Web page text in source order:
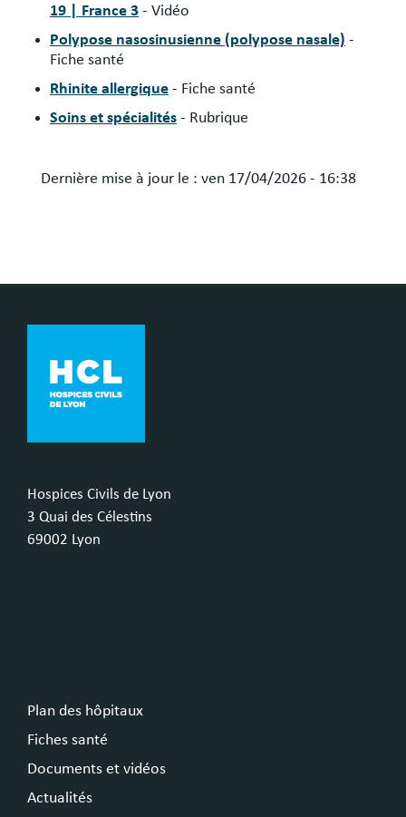
19 | France 3 - Vidéo
Polypose nasosinusienne (polypose nasale) -
Fiche santé
Rhinite allergique - Fiche santé
Soins et spécialités - Rubrique
Dernière mise à jour le : ven 17/04/2026 - 16:38
Hospices Civils de Lyon
3 Quai des Célestins
69002 Lyon
Plan des hôpitaux
Fiches santé
Documents et vidéos
Actualités